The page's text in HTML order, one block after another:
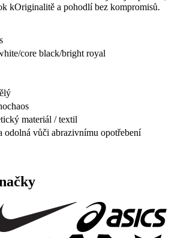
kOriginalitě a pohodlí bez kompromisů.
core black/bright royal
materiál / textil
odolná vůči abrazivnímu opotřebení